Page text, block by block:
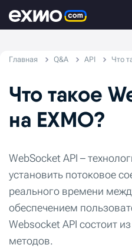
Главная Q&A API Что
Что такое
на EXMO?
WebSocket API –
установить потоковое
реального времени
обеспечением
Websocket API состоит
методов.